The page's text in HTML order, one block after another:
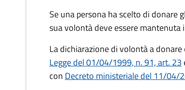
Se una persona ha scelto di donare
sua volontà deve essere mantenuta
La dichiarazione di volontà a
Legge del 01/04/1999, n. 91, art. 23
con Decreto ministeriale del 11/04/